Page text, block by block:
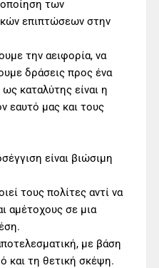
των
επιπτώσεων στην
την αειφορία, να
δράσεις προς ένα
καταλύτης είναι η
εαυτό μας και τους
είναι βιώσιμη
τους πολίτες αντί να
αμέτοχους σε μια
με βάση
και τη θετική σκέψη.